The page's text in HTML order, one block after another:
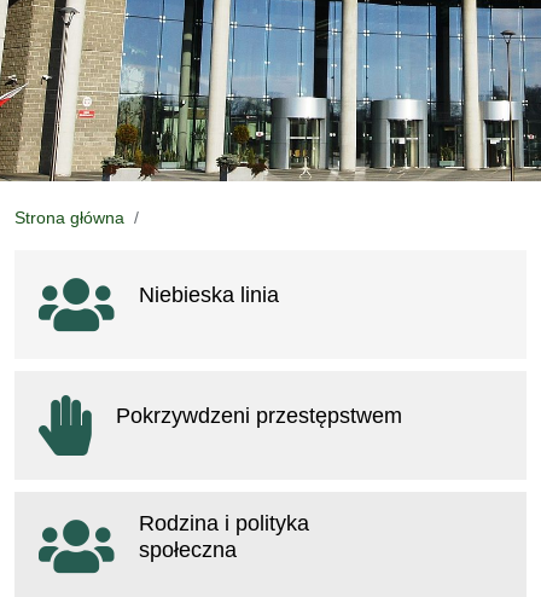
Strona główna
Ważne linki
Niebieska linia
Pokrzywdzeni przestępstwem
Rodzina i polityka
społeczna